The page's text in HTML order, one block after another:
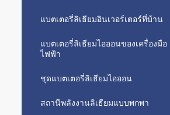
แบตเตอรี่ลิเธียมอินเวอร์เตอร์ที่บ้าน
แบตเตอรี่ลิเธียมไอออนของเครื่องมือ
ไฟฟ้า
ชุดแบตเตอรี่ลิเธียมไอออน
สถานีพลังงานลิเธียมแบบพกพา